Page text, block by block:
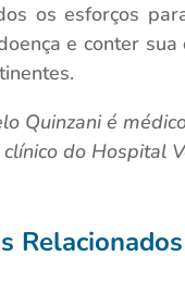
os esforços
e conter sua
Quinzani é
do Hospital
Relacionados